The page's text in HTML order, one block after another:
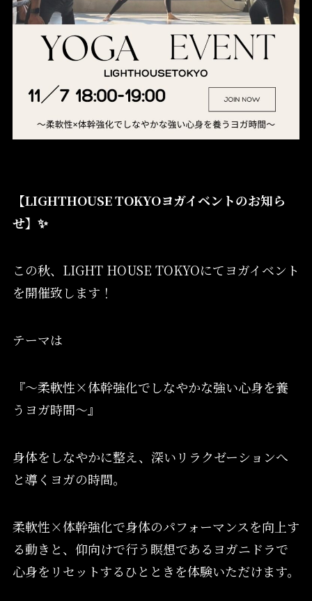
【LIGHTHOUSE TOKYOヨガイベントのお知ら
せ】✨
この秋、LIGHT HOUSE TOKYOにてヨガイベント
を開催致します！
テーマは
『〜柔軟性×体幹強化でしなやかな強い心身を養
うヨガ時間〜』
身体をしなやかに整え、深いリラクゼーションへ
と導くヨガの時間。
柔軟性×体幹強化で身体のパフォーマンスを向上す
る動きと、仰向けで行う瞑想であるヨガニドラで
心身をリセットするひとときを体験いただけます。